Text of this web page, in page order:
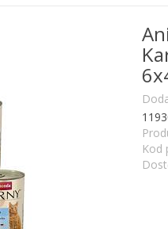
Kod